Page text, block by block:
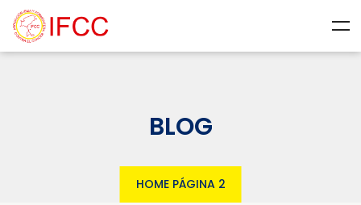
BLOG
HOME PÁGINA 2